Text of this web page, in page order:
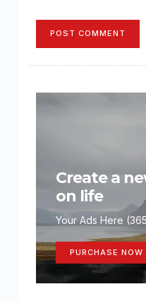
POST COMMENT
Create a
on life
Your Ads Here
PURCHASE NOW